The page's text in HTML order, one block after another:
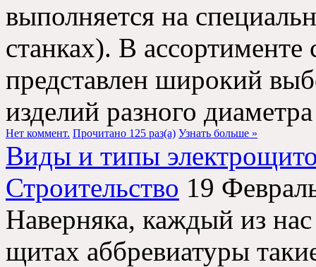
выполняется на
станках). В ассортименте
представлен широкий
изделий разного
Нет коммент. Прочитано 125 раз(a) Узнать больше »
Виды и типы
Строительство 19
Наверняка, каждый из
щитах аббревиатуры